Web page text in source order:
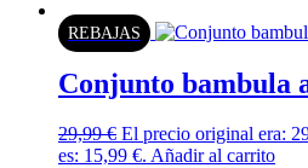
REBAJAS
Conjunto bambula
29,99€ El precio original era:
es: 15,99 €. Añadir al carrito